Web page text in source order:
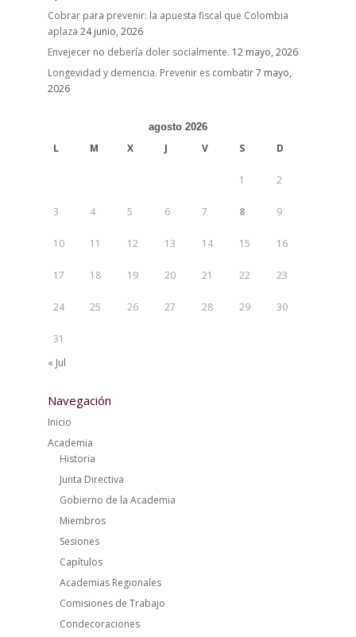
Cobrar para prevenir: la apuesta fiscal que Colombia
aplaza 24 junio, 2026
Envejecer no debería doler socialmente. 12 mayo, 2026
Longevidad y demencia. Prevenir es combatir7 mayo,
2026
agosto 2026
L M X J V S D
1 2
3 4 5 6 7 8 9
10 11 12 13 14 15 16
17 18 19 20 21 22 23
24 25 26 27 28 29 30
31
« Jul
Navegación
Inicio
Academia
Historia
Junta Directiva
Gobierno de la Academia
Miembros
Sesiones
Capítulos
Academias Regionales
Comisiones de Trabajo
Condecoraciones